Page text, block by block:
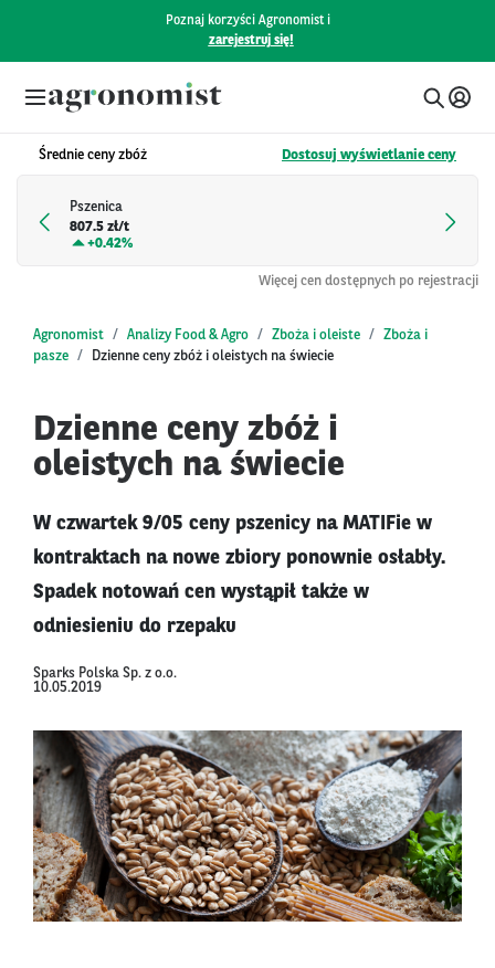
Poznaj korzyści Agronomist i
zarejestruj się!
Średnie ceny zbóż Dostosuj wyświetlanie ceny
Pszenica
807.5 zł/t
+0.42%
Więcej cen dostępnych po rejestracji
Agronomist Analizy Food & Agro Zboża i oleiste
Zboża i
pasze
Dzienne ceny zbóż i oleistych na świecie
Dzienne ceny zbóż i
oleistych na świecie
W czwartek 9/05 ceny pszenicy na MATIFie w
kontraktach na nowe zbiory ponownie osłabły.
Spadek notowań cen wystąpił także w
odniesieniu do rzepaku
Sparks Polska Sp. z o.o.
10.05.2019